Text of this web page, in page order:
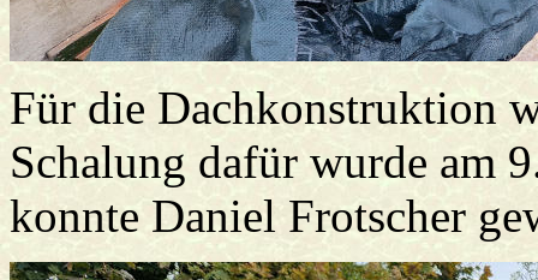
Für die Dachkonstruktion
Schalung dafür wurde am
konnte Daniel Frotscher